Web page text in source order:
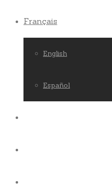
Français
English
Español